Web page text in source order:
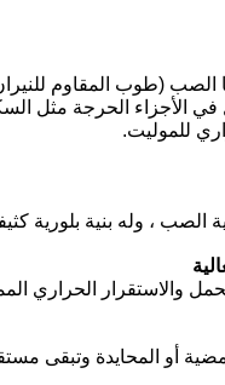
الصب (طوب المقاوم
للموليت.
الصب ، وله بنية بلورية
والاستقرار الحراري
أو المحايدة وتبقى